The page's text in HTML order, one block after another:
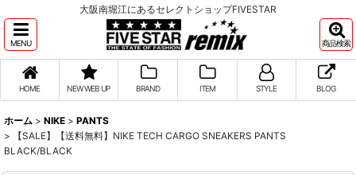
大阪南堀江にあるセレクトショップFIVESTAR
MENU 商品検索
HOME NEW WEB UP BRAND ITEM STYLE BLOG
ホーム > NIKE > PANTS
>
【SALE】【送料無料】NIKE TECH CARGO SNEAKERS PANTS
BLACK/BLACK